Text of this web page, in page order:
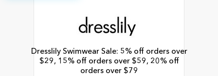
Dresslily Swimwear Sale: 5% off orders over
$29, 15% off orders over $59, 20% off
orders over $79